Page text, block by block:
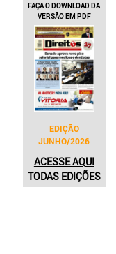
FAÇA O DOWNLOAD DA
VERSÃO EM PDF
EDIÇÃO
JUNHO/2026
ACESSE AQUI
TODAS EDIÇÕES